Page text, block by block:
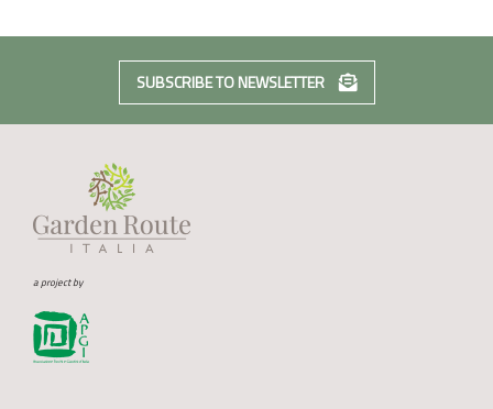
SUBSCRIBE TO NEWSLETTER
a project by